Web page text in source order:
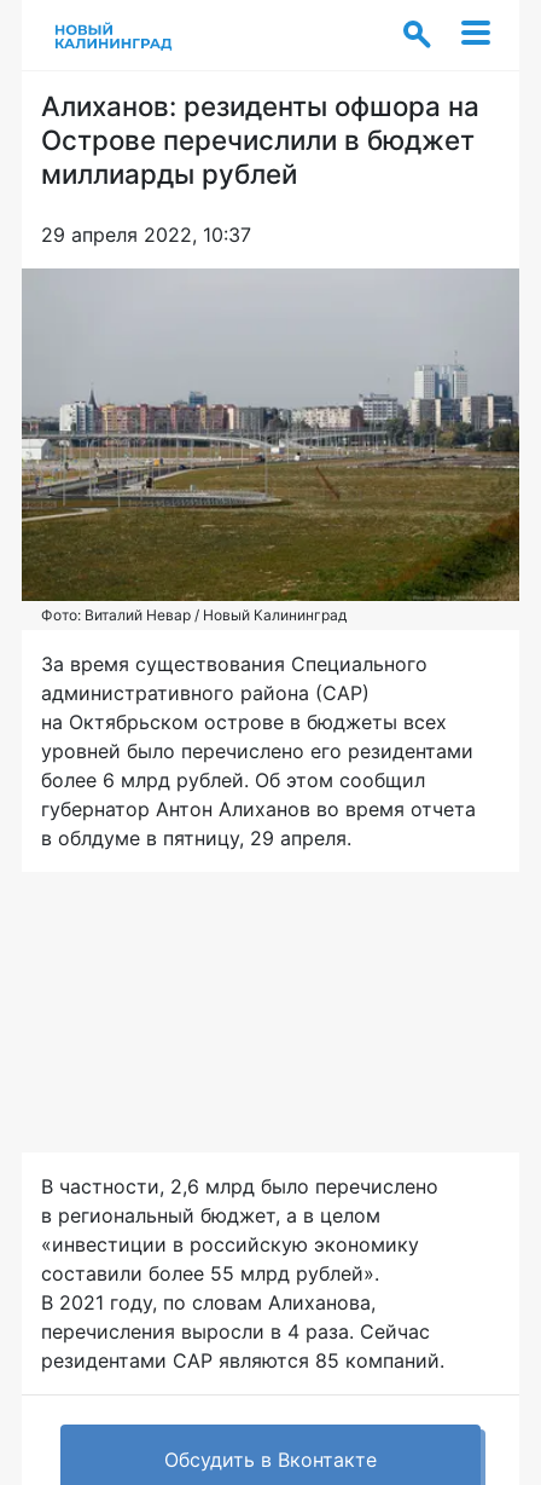
Алиханов: резиденты офшора на
Острове перечислили в бюджет
миллиарды рублей
29 апреля 2022, 10:37
Фото: Виталий Невар / Новый Калининград
За время существования Специального
административного района (САР)
на Октябрьском острове в бюджеты всех
уровней было перечислено его резидентами
более 6 млрд рублей. Об этом сообщил
губернатор Антон Алиханов во время отчета
в облдуме в пятницу, 29 апреля.
В частности, 2,6 млрд было перечислено
в региональный бюджет, а в целом
«инвестиции в российскую экономику
составили более 55 млрд рублей».
В 2021 году, по словам Алиханова,
перечисления выросли в 4 раза. Сейчас
резидентами САР являются 85 компаний.
Обсудить в Вконтакте